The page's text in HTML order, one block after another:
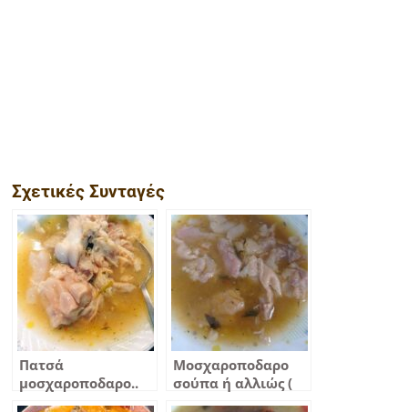
Σχετικές Συνταγές
Πατσά
μοσχαροποδαρο..
Μοσχαροποδαρο
σούπα ή αλλιώς (
πατσά)